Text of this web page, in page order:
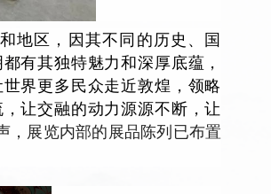
地区，因其不同的历史、国
有其独特魅力和深厚底蕴，
界更多民众走近敦煌，领略
让交融的动力源源不断，让
，展览内部的展品陈列已布置